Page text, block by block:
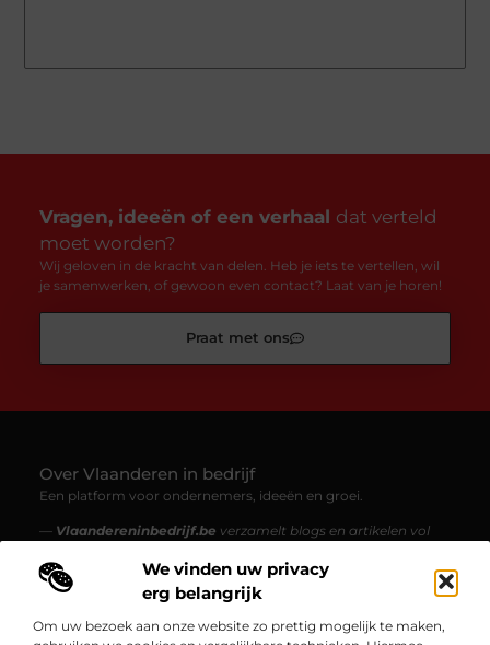
We vinden uw privacy
erg belangrijk
Om uw bezoek aan onze website zo prettig mogelijk te maken,
Vragen, ideeën of een verhaal dat verteld
moet worden?
Wij geloven in de kracht van delen. Heb je iets te vertellen, wil
je samenwerken, of gewoon even contact? Laat van je horen!
Praat met ons
Over Vlaanderen in bedrijf
Een platform voor ondernemers, ideeën en groei.
— Vlaandereninbedrijf.be verzamelt blogs en artikelen vol
Van starters tot gevestigde ondernemingen – ontdek
boeiende content over innovatie, ondernemen en werk